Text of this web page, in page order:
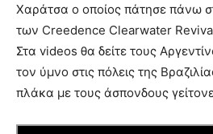
Χαράτσα ο οποίος πάτησε πάνω
των Creedence Clearwater
Στα videos θα δείτε τους
τον ύμνο στις πόλεις της
πλάκα με τους άσπονδους